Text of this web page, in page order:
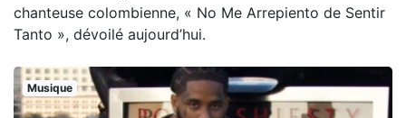
chanteuse colombienne, « No Me Arrepiento de Sentir
Tanto », dévoilé aujourd’hui.
Musique